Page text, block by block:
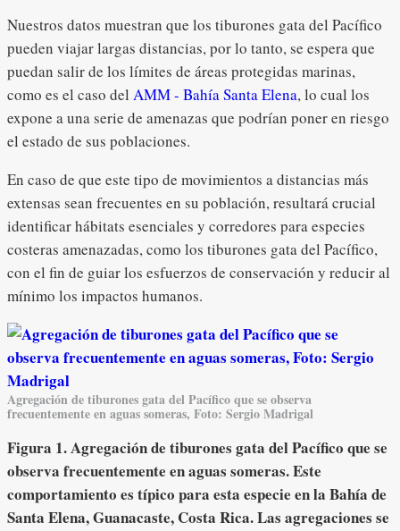
Nuestros datos muestran que los tiburones gata del Pacífico
pueden viajar largas distancias, por lo tanto, se espera que
puedan salir de los límites de áreas protegidas marinas,
como es el caso del AMM - Bahía Santa Elena, lo cual los
expone a una serie de amenazas que podrían poner en riesgo
el estado de sus poblaciones.
En caso de que este tipo de movimientos a distancias más
extensas sean frecuentes en su población, resultará crucial
identificar hábitats esenciales y corredores para especies
costeras amenazadas, como los tiburones gata del Pacífico,
con el fin de guiar los esfuerzos de conservación y reducir al
mínimo los impactos humanos.
Agregación de tiburones gata del Pacífico que se observa
frecuentemente en aguas someras, Foto: Sergio Madrigal
Figura 1. Agregación de tiburones gata del Pacífico que se
observa frecuentemente en aguas someras. Este
comportamiento es típico para esta especie en la Bahía de
Santa Elena, Guanacaste, Costa Rica. Las agregaciones se